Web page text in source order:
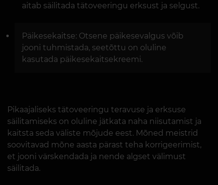
aitab säilitada tätoveeringu erksust ja selgust.
Päikesekaitse: Otsene päikesevalgus võib
jooni tuhmistada, seetõttu on oluline
kasutada päikesekaitsekreemi.
Pikaajaliseks tätoveeringu teravuse ja erksuse
säilitamiseks on oluline jätkata naha niisutamist ja
kaitsta seda väliste mõjude eest. Mõned meistrid
soovitavad mõne aasta pärast teha korrigeerimist,
et jooni värskendada ja nende algset välimust
säilitada.